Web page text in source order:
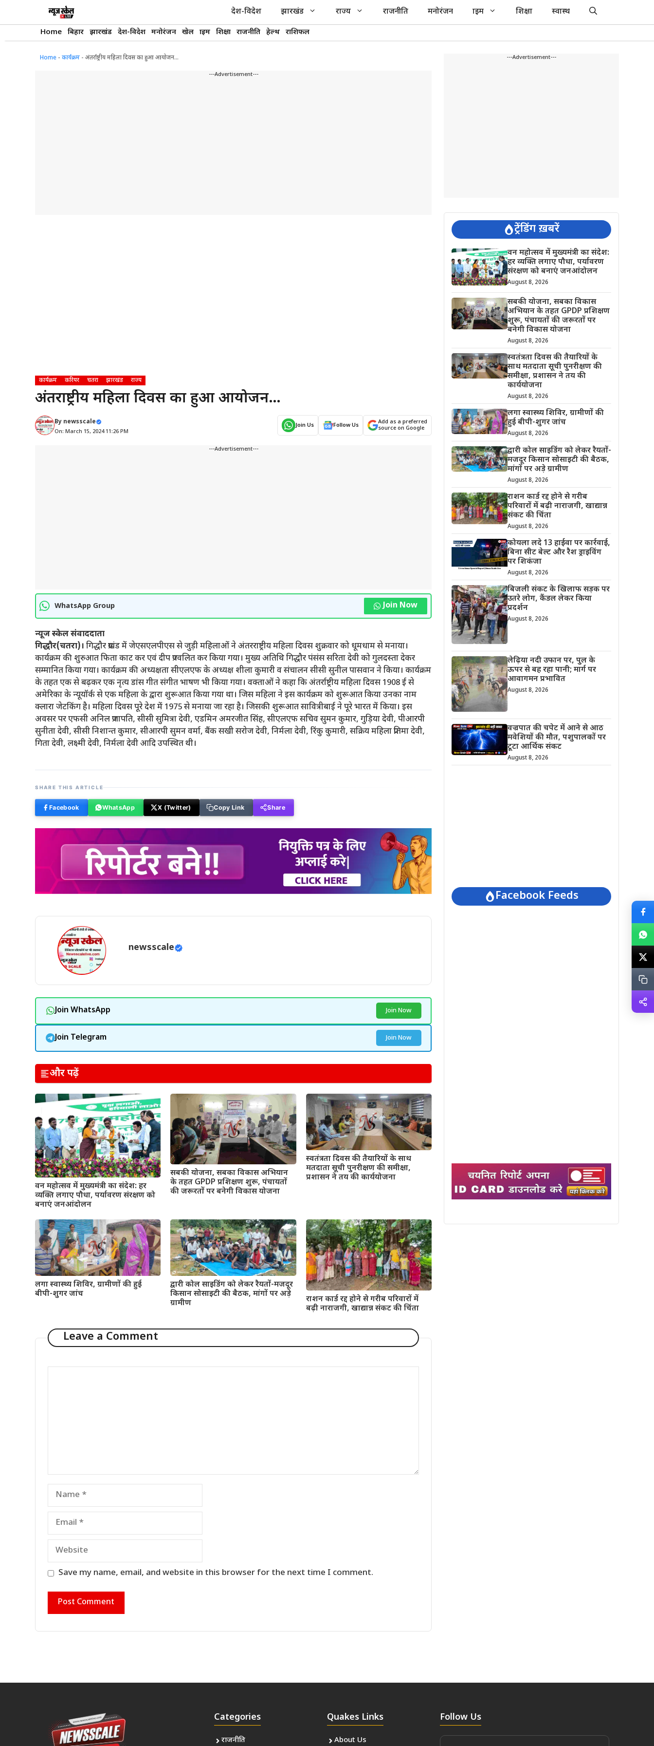
देश-विदेश झारखंड राज्य राजनीति मनोरंजन क्राइम शिक्षा स्वास्थ
Home बिहार झारखंड देश-विदेश मनोरंजन खेल क्राइम शिक्षा राजनीति हेल्थ राशिफल
Home - कार्यक्रम - अंतर्राष्ट्रीय महिला दिवस का हुआ आयोजन…
---Advertisement---
कार्यक्रम करियर चतरा झारखंड राज्य
अंतर्राष्ट्रीय महिला दिवस का हुआ आयोजन…
By newsscale
On: March 15, 2024 11:26 PM
Join Us Follow Us
Add as a preferred
source on Google
---Advertisement---
WhatsApp Group Join Now
न्यूज स्केल संवाददाता
गिद्धौर(चतरा)। गिद्धौर प्रखंड में जेएसएलपीएस से जुड़ी महिलाओं ने अंतरराष्ट्रीय महिला दिवस शुक्रवार को धूमधाम से मनाया।
कार्यक्रम की शुरुआत फिता काट कर एवं दीप प्रज्वलित कर किया गया। मुख्य अतिथि गिद्धौर पंसंस सरिता देवी को गुलदस्ता देकर
सम्मानित किया गया। कार्यक्रम की अध्यक्षता सीएलएफ के अध्यक्ष शीला कुमारी व संचालन सीसी सुनील पासवान ने किया। कार्यक्रम
के तहत एक से बढ़कर एक नृत्य डांस गीत संगीत भाषण भी किया गया। वक्ताओं ने कहा कि अंतर्राष्ट्रीय महिला दिवस 1908 ई से
अमेरिका के न्यूयॉर्क से एक महिला के द्वारा शुरूआत किया गया था। जिस महिला ने इस कार्यक्रम को शुरूआत किया उनका नाम
क्लारा जेटकिंग है। महिला दिवस पूरे देश में 1975 से मनाया जा रहा है। जिसकी शुरूआत सावित्रीबाई ने पूरे भारत में किया। इस
अवसर पर एफसी अनिल प्रजापति, सीसी सुमित्रा देवी, एडमिन अमरजीत सिंह, सीएलएफ सचिव सुमन कुमार, गुड़िया देवी, पीआरपी
सुनीता देवी, सीसी निशान्त कुमार, सीआरपी सुमन वर्मा, बैंक सखी सरोज देवी, निर्मला देवी, रिंकु कुमारी, सक्रिय महिला प्रतिमा देवी,
गिता देवी, लक्ष्मी देवी, निर्मला देवी आदि उपस्थित थी।
SHARE THIS ARTICLE
Facebook WhatsApp X (Twitter) Copy Link Share
newsscale
Join WhatsApp Join Now
Join Telegram Join Now
और पढ़ें
वन महोत्सव में मुख्यमंत्री का संदेश: हर
व्यक्ति लगाए पौधा, पर्यावरण संरक्षण को
बनाएं जनआंदोलन
सबकी योजना, सबका विकास अभियान
के तहत GPDP प्रशिक्षण शुरू, पंचायतों
की जरूरतों पर बनेगी विकास योजना
स्वतंत्रता दिवस की तैयारियों के साथ
मतदाता सूची पुनरीक्षण की समीक्षा,
प्रशासन ने तय की कार्ययोजना
लगा स्वास्थ्य शिविर, ग्रामीणों की हुई
बीपी-शुगर जांच
द्वारी कोल साइडिंग को लेकर रैयतों-मजदूर
किसान सोसाइटी की बैठक, मांगों पर अड़े
ग्रामीण
राशन कार्ड रद्द होने से गरीब परिवारों में
बढ़ी नाराजगी, खाद्यान्न संकट की चिंता
Leave a Comment
Name
Email
Website
Save my name, email, and website in this browser for the next time I comment.
---Advertisement---
ट्रेंडिंग ख़बरें
वन महोत्सव में मुख्यमंत्री का संदेश:
हर व्यक्ति लगाए पौधा, पर्यावरण
संरक्षण को बनाएं जनआंदोलन
August 8, 2026
सबकी योजना, सबका विकास
अभियान के तहत GPDP प्रशिक्षण
शुरू, पंचायतों की जरूरतों पर
बनेगी विकास योजना
August 8, 2026
स्वतंत्रता दिवस की तैयारियों के
साथ मतदाता सूची पुनरीक्षण की
समीक्षा, प्रशासन ने तय की
कार्ययोजना
August 8, 2026
लगा स्वास्थ्य शिविर, ग्रामीणों की
हुई बीपी-शुगर जांच
August 8, 2026
द्वारी कोल साइडिंग को लेकर रैयतों-
मजदूर किसान सोसाइटी की बैठक,
मांगों पर अड़े ग्रामीण
August 8, 2026
राशन कार्ड रद्द होने से गरीब
परिवारों में बढ़ी नाराजगी, खाद्यान्न
संकट की चिंता
August 8, 2026
कोयला लदे 13 हाईवा पर कार्रवाई,
बिना सीट बेल्ट और रैश ड्राइविंग
पर शिकंजा
August 8, 2026
बिजली संकट के खिलाफ सड़क पर
उतरे लोग, कैंडल लेकर किया
प्रदर्शन
August 8, 2026
लेढ़िया नदी उफान पर, पुल के
ऊपर से बह रहा पानी; मार्ग पर
आवागमन प्रभावित
August 8, 2026
वज्रपात की चपेट में आने से आठ
मवेशियों की मौत, पशुपालकों पर
टूटा आर्थिक संकट
August 8, 2026
Facebook Feeds
Categories
राजनीति
Quakes Links
About Us
Follow Us